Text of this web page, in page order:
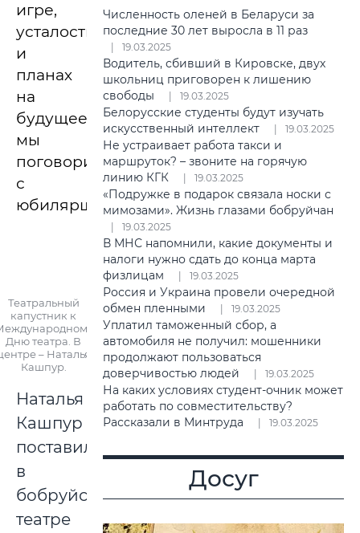
игре,
усталости
и
планах
на
будущее
мы
поговорили
с
юбиляршей.
Театральный
капустник к
Дню театра. В
– Наталья
Кашпур.
Наталья
Кашпур
поставила
в
бобруйском
театре
Численность оленей в Беларуси за
последние 30 лет выросла в 11 раз
19.03.2025
Водитель, сбивший в Кировске, двух
школьниц приговорен к лишению
свободы
19.03.2025
Белорусские студенты будут изучать
искусственный интеллект
19.03.2025
Не устраивает работа такси и
маршруток? – звоните на горячую
линию КГК
19.03.2025
«Подружке в подарок связала носки с
мимозами». Жизнь глазами бобруйчан
19.03.2025
В МНС напомнили, какие документы и
налоги нужно сдать до конца марта
физлицам
19.03.2025
Россия и Украина провели очередной
обмен пленными
19.03.2025
Уплатил таможенный сбор, а
автомобиля не получил: мошенники
продолжают пользоваться
доверчивостью людей
19.03.2025
На каких условиях студент-очник может
работать по совместительству?
Рассказали в Минтруда
19.03.2025
Досуг